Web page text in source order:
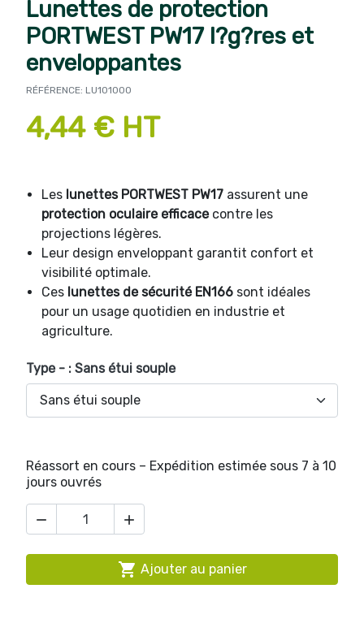
Lunettes de protection
PORTWEST PW17 l?g?res et
enveloppantes
RÉFÉRENCE: LU101000
4,44 € HT
Les lunettes PORTWEST PW17 assurent une
protection oculaire efficacecontre les
projections légères.
Leur design enveloppant garantit confort et
visibilité optimale.
Ces lunettes de sécurité EN166 sont idéales
pour un usage quotidien en industrie et
agriculture.
Type - : Sans étui souple
Réassort en cours – Expédition estimée sous 7 à 10
jours ouvrés
 
 Ajouter au panier